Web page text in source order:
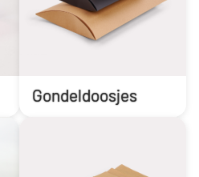
Gondeldoosjes